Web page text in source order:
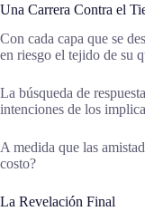
Una Carrera Contra el
Con cada capa que se
en riesgo el tejido de su
La búsqueda de
intenciones de los
A medida que las
costo?
La Revelación Final